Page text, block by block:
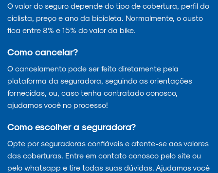
O valor do seguro depende do tipo de cobertura, perfil do
ciclista, preço e ano da bicicleta. Normalmente, o custo
fica entre 8% e 15% do valor da bike.
Como cancelar?
O cancelamento pode ser feito diretamente pela
plataforma da seguradora, seguindo as orientações
fornecidas, ou, caso tenha contratado conosco,
ajudamos você no processo!
Como escolher a seguradora?
Opte por seguradoras confiáveis e atente-se aos valores
das coberturas. Entre em contato conosco pelo site ou
pelo whatsapp e tire todas suas dúvidas. Ajudamos você